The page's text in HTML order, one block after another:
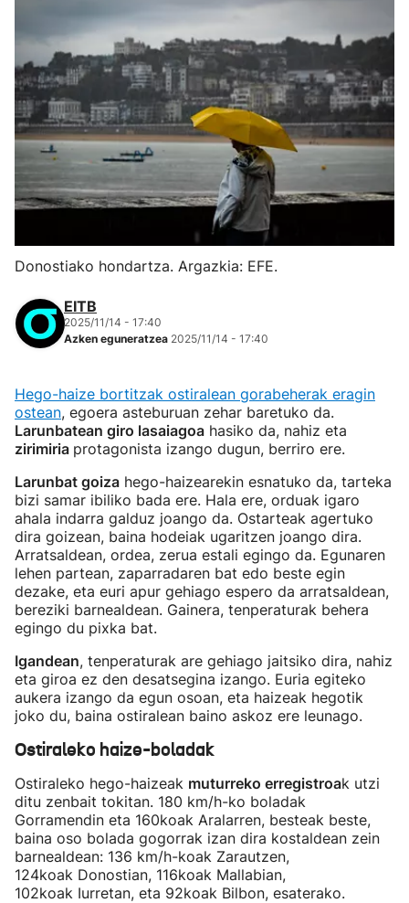
Donostiako hondartza. Argazkia: EFE.
EITB
2025/11/14 - 17:40
Azken eguneratzea 2025/11/14 - 17:40
Hego-haize bortitzak ostiralean gorabeherak eragin
ostean, egoera asteburuan zehar baretuko da.
Larunbatean giro lasaiagoa hasiko da, nahiz eta
zirimiria protagonista izango dugun, berriro ere.
Larunbat goiza hego-haizearekin esnatuko da, tarteka
bizi samar ibiliko bada ere. Hala ere, orduak igaro
ahala indarra galduz joango da. Ostarteak agertuko
dira goizean, baina hodeiak ugaritzen joango dira.
Arratsaldean, ordea, zerua estali egingo da. Egunaren
lehen partean, zaparradaren bat edo beste egin
dezake, eta euri apur gehiago espero da arratsaldean,
bereziki barnealdean. Gainera, tenperaturak behera
egingo du pixka bat.
Igandean, tenperaturak are gehiago jaitsiko dira, nahiz
eta giroa ez den desatsegina izango. Euria egiteko
aukera izango da egun osoan, eta haizeak hegotik
joko du, baina ostiralean baino askoz ere leunago.
Ostiraleko haize-boladak
Ostiraleko hego-haizeak muturreko erregistroak utzi
ditu zenbait tokitan. 180 km/h-ko boladak
Gorramendin eta 160koak Aralarren, besteak beste,
baina oso bolada gogorrak izan dira kostaldean zein
barnealdean: 136 km/h-koak Zarautzen,
124koak Donostian, 116koak Mallabian,
102koak Iurretan, eta 92koak Bilbon, esaterako.